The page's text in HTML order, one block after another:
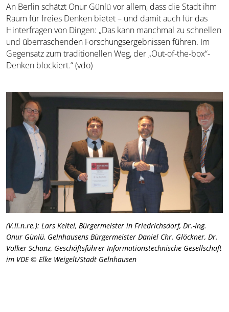
An Berlin schätzt Onur Günlü vor allem, dass die Stadt ihm
Raum für freies Denken bietet – und damit auch für das
Hinterfragen von Dingen: „Das kann manchmal zu schnellen
und überraschenden Forschungsergebnissen führen. Im
Gegensatz zum traditionellen Weg, der „Out-of-the-box“-
Denken blockiert.“ (vdo)
(V.li.n.re.): Lars Keitel, Bürgermeister in Friedrichsdorf, Dr.-Ing.
Onur Günlü, Gelnhausens Bürgermeister Daniel Chr. Glöckner, Dr.
Volker Schanz, Geschäftsführer Informationstechnische Gesellschaft
im VDE © Elke Weigelt/Stadt Gelnhausen